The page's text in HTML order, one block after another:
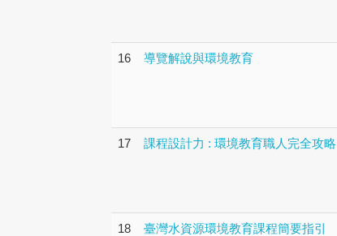
16 導覽解說與環境教育
17 課程設計力 : 環境教育職人完全攻略
18 臺灣水資源環境教育課程簡要指引